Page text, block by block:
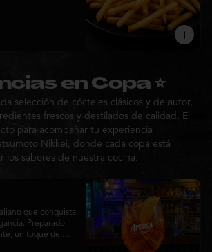
en Copa ⭐
selección de cócteles clásicos y de autor,
frescos y destilados de calidad. El
para acompañar tu experiencia
Nikkei, donde cada copa está
los sabores de nuestra cocina.
que conquista
Preparado
un toque de